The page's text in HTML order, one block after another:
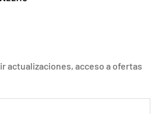
actualizaciones, acceso a ofertas